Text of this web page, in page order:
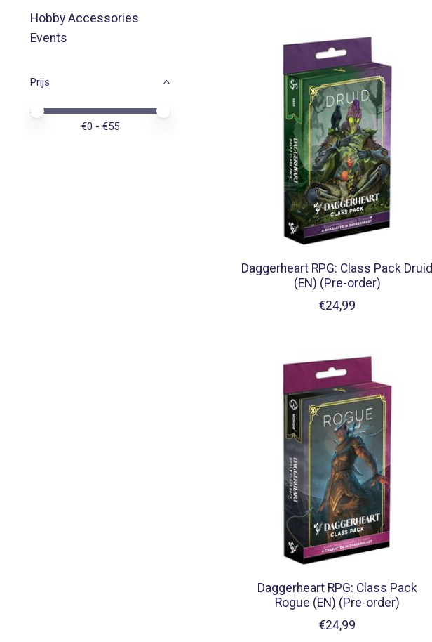
Hobby Accessories
Events
Prijs
Minimale prijswaarde
Price maximum value
€0 - €55
Daggerheart RPG: Class Pack Druid
(EN) (Pre-order)
€24,99
Daggerheart RPG: Class Pack
Rogue (EN) (Pre-order)
€24,99